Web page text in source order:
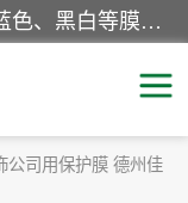
该类保护膜有复合，透明、奶白、蓝色、黑白等膜型。特高粘，高粘，中高粘，中粘，中低粘，低粘等。对于不同的粘力要求有相应的产品相适配。无胶渍残留污染。在较宽的收卷幅度下平整无皱纹，收卷长度大，利于机械化及自动化施工粘贴。为您的产品提供的表面保护解决方案。 产品广泛适用于：铝材、不锈钢、金属、塑料、电子、家电、家具、玻璃、化工材料、装饰材料等。
公司用保护膜 德州佳